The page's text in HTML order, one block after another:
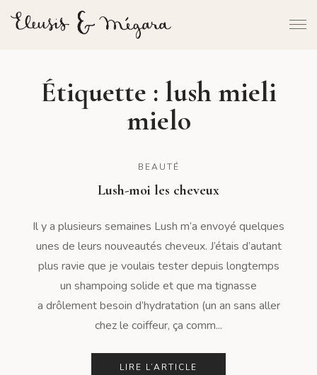
Étiquette : lush mieli
mielo
BEAUTÉ
Lush-moi les cheveux
Il y a plusieurs semaines Lush m’a envoyé quelques
unes de leurs nouveautés cheveux. J’étais d’autant
plus ravie que je voulais tester depuis longtemps
un shampoing solide et que ma tignasse
a drôlement besoin d’hydratation (un an sans aller
chez le coiffeur, ça comm...
LIRE L’ARTICLE